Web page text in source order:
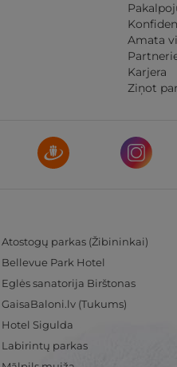
Amata
Karjera
Ziņot
Atostogų parkas (Žibininkai)
Bellevue Park Hotel
Eglės sanatorija Birštonas
GaisaBaloni.lv (Tukums)
Hotel Sigulda
Labirintų parkas